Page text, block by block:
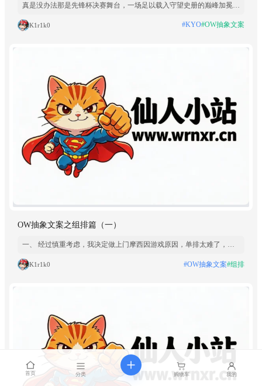
真是没办法那是先锋杯决赛舞台，一场足以载入守望史册的巅峰加冕。
攻防，都是追梦路上最滚烫的注脚。数载浮沉逐梦，无数次赛场折戟、
K1r1k0 #KYO#OW抽象文案
OW抽象文案之组排篇（一）
一、 经过慎重考虑，我决定做上门摩西因游戏原因，单排太难了，所
定。会切蓝线。不钓鱼没有找过枪女。可以去你的小队。能提供情绪价
K1r1k0 #OW抽象文案#组排
首页 分类 购物车 我的